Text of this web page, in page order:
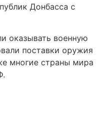
Донбасса с
оказывать военную
поставки оружия
многие страны мира